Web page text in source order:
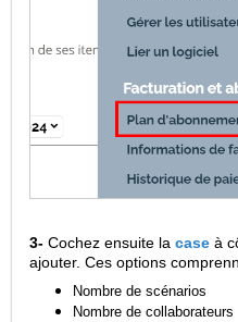
3- Cochez ensuite la case à
ajouter. Ces options
Nombre de scénarios
Nombre de collaborateurs